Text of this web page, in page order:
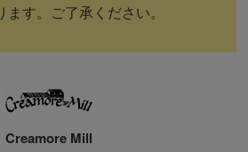
す。ご了承ください。
Creamore Mill